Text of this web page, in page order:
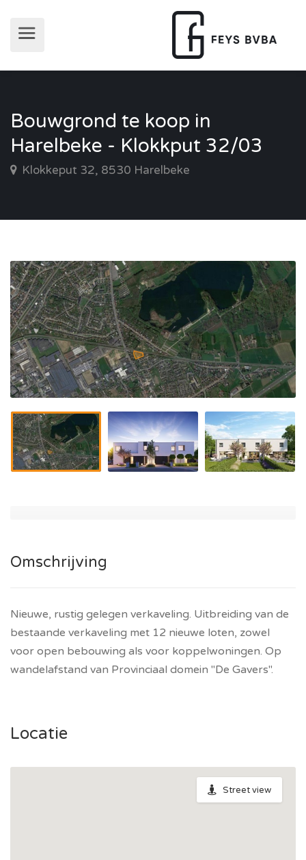
Bouwgrond te koop in
Harelbeke - Klokkput 32/03
Klokkeput 32, 8530 Harelbeke
Omschrijving
Nieuwe, rustig gelegen verkaveling. Uitbreiding van de
bestaande verkaveling met 12 nieuwe loten, zowel
voor open bebouwing als voor koppelwoningen. Op
wandelafstand van Provinciaal domein "De Gavers".
Locatie
Street view